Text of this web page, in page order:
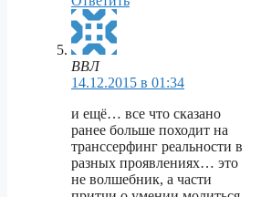
ВВЛ
14.12.2015 в 01:34
и ещё… все что сказано
ранее больше походит на
транссерфинг реальности в
разных проявлениях… это
не волшебник, а части